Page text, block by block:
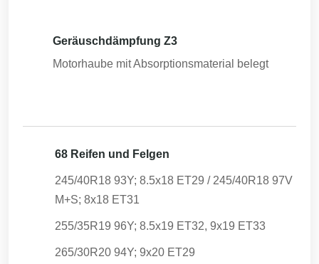
Geräuschdämpfung Z3
Motorhaube mit Absorptionsmaterial belegt
68 Reifen und Felgen
245/40R18 93Y; 8.5x18 ET29 / 245/40R18 97V
M+S; 8x18 ET31
255/35R19 96Y; 8.5x19 ET32, 9x19 ET33
265/30R20 94Y; 9x20 ET29